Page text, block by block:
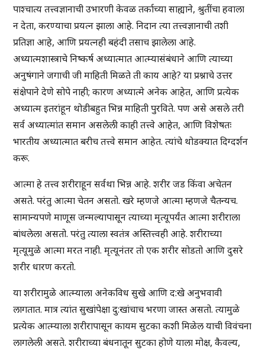
पाश्चात्य तत्त्वज्ञानाची उभारणी केवळ तर्काच्या साह्याने, श्रुतींचा हवाला
न देता, करण्याचा प्रयत्न झाला आहे. निदान त्या तत्त्वज्ञानाची तशी
प्रतिज्ञा आहे, आणि प्रयत्नही बहंदी तसाच झालेला आहे.
अध्यात्मशास्त्राचे निष्कर्ष अध्यात्मात आत्म्यासंबंधाने आणि त्याच्या
अनुषंगाने जगाची जी माहिती मिळते ती काय आहे? या प्रश्नाचे उत्तर
संक्षेपाने देणे सोपे नाही; कारण अध्यात्मे अनेक आहेत, आणि प्रत्येक
अध्यात्म इतरांहून थोडीबहुत भिन्न माहिती पुरविते. पण असे असले तरी
सर्व अध्यात्मांत समान असलेली काही तत्त्वे आहेत, आणि विशेषतः
भारतीय अध्यात्मात बरीच तत्त्वे समान आहेत. त्यांचे थोडक्यात दिग्दर्शन
करू.
आत्मा हे तत्त्व शरीराहून सर्वथा भिन्न आहे. शरीर जड किंवा अचेतन
असते. परंतु आत्मा चेतन असतो. खरे म्हणजे आत्मा म्हणजे चैतन्यच.
सामान्यपणे माणूस जन्मल्यापासून त्याच्या मृत्यूपर्यंत आत्मा शरीराला
बांधलेला असतो. परंतु त्याला स्वतंत्र अस्तित्त्वही आहे. शरीराच्या
मृत्यूमुळे आत्मा मरत नाही. मृत्यूनंतर तो एक शरीर सोडतो आणि दुसरे
शरीर धारण करतो.
या शरीरामुळे आत्म्याला अनेकविध सुखे आणि द:खे अनुभवावी
लागतात. मात्र त्यांत सुखांपेक्षा दु:खांचाच भरणा जास्त असतो. त्यामुळे
प्रत्येक आत्म्याला शरीरापासून कायम सुटका कशी मिळेल याची विवंचना
लागलेली असते. शरीराच्या बंधनातून सुटका होणे याला मोक्ष, कैवल्य,